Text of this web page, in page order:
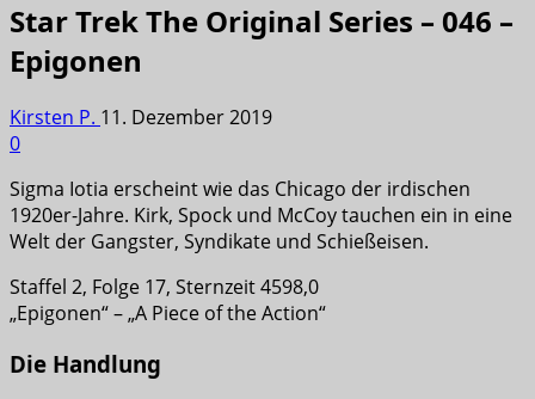
Star Trek The Original Series – 046 –
Epigonen
Kirsten P. 11. Dezember 2019
0
Sigma Iotia erscheint wie das Chicago der irdischen
1920er-Jahre. Kirk, Spock und McCoy tauchen ein in eine
Welt der Gangster, Syndikate und Schießeisen.
Staffel 2, Folge 17, Sternzeit 4598,0
„Epigonen“ – „A Piece of the Action“
Die Handlung